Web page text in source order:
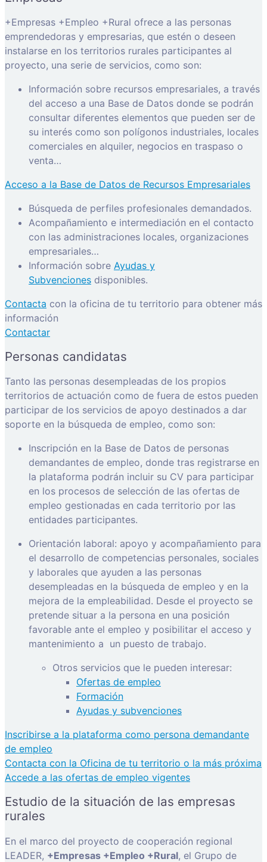
+Empresas +Empleo +Rural ofrece a las personas
emprendedoras y empresarias, que estén o deseen
instalarse en los territorios rurales participantes al
proyecto, una serie de servicios, como son:
Información sobre recursos empresariales, a través
del acceso a una Base de Datos donde se podrán
consultar diferentes elementos que pueden ser de
su interés como son polígonos industriales, locales
comerciales en alquiler, negocios en traspaso o
venta…
Acceso a la Base de Datos de Recursos Empresariales
Búsqueda de perfiles profesionales demandados.
Acompañamiento e intermediación en el contacto
con las administraciones locales, organizaciones
empresariales…
Información sobre Ayudas y
Subvenciones disponibles.
Contacta con la oficina de tu territorio para obtener más
información
Contactar
Personas candidatas
Tanto las personas desempleadas de los propios
territorios de actuación como de fuera de estos pueden
participar de los servicios de apoyo destinados a dar
soporte en la búsqueda de empleo, como son:
Inscripción en la Base de Datos de personas
demandantes de empleo, donde tras registrarse en
la plataforma podrán incluir su CV para participar
en los procesos de selección de las ofertas de
empleo gestionadas en cada territorio por las
entidades participantes.
Orientación laboral: apoyo y acompañamiento para
el desarrollo de competencias personales, sociales
y laborales que ayuden a las personas
desempleadas en la búsqueda de empleo y en la
mejora de la empleabilidad. Desde el proyecto se
pretende situar a la persona en una posición
favorable ante el empleo y posibilitar el acceso y
mantenimiento a un puesto de trabajo.
Otros servicios que le pueden interesar:
Ofertas de empleo
Formación
Ayudas y subvenciones
Inscribirse a la plataforma como persona demandante
de empleo
Contacta con la Oficina de tu territorio o la más próxima
Accede a las ofertas de empleo vigentes
Estudio de la situación de las empresas
rurales
En el marco del proyecto de cooperación regional
LEADER, +Empresas +Empleo +Rural, el Grupo de